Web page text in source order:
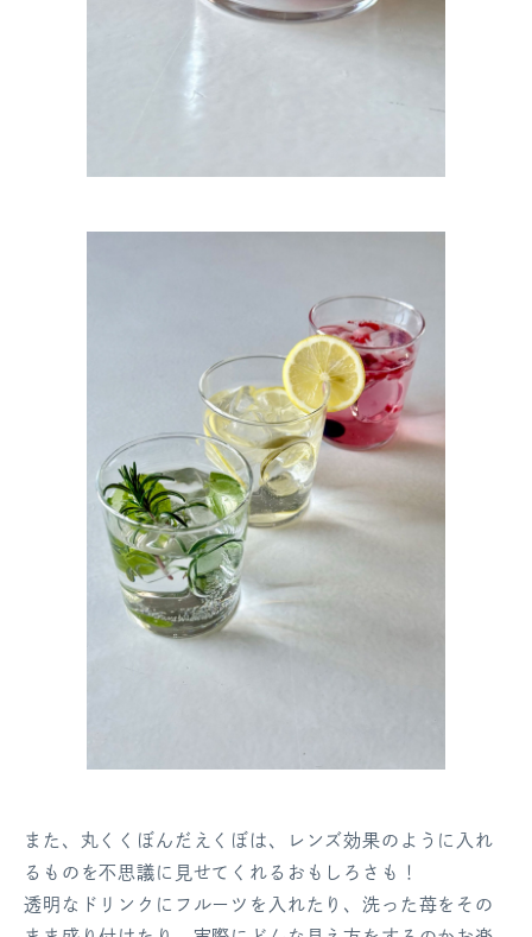
また、丸くくぼんだえくぼは、レンズ効果のように入れ
るものを不思議に見せてくれるおもしろさも！
透明なドリンクにフルーツを入れたり、洗った苺をその